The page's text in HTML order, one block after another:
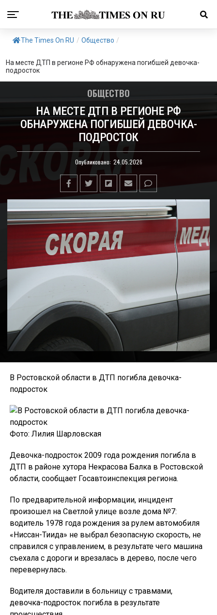
The Times On RU / Общество /
На месте ДТП в регионе РФ обнаружена погибшей девочка-
подросток
ОБЩЕСТВО
НА МЕСТЕ ДТП В РЕГИОНЕ РФ
ОБНАРУЖЕНА ПОГИБШЕЙ ДЕВОЧКА-
ПОДРОСТОК
Опубликовано: 24.05.2026
В Ростовской области в ДТП погибла девочка-
подросток
Фото: Лилия Шарловская
Девочка-подросток 2009 года рождения погибла в
ДТП в районе хутора Некрасова Балка в Ростовской
области, сообщает Госавтоинспекция региона.
По предварительной информации, инцидент
произошел на Светлой улице возле дома №7:
водитель 1978 года рождения за рулем автомобиля
«Ниссан-Тиида» не выбрал безопасную скорость, не
справился с управлением, в результате чего машина
съехала с дороги и врезалась в дерево, после чего
перевернулась.
Водителя доставили в больницу с травмами,
девочка-подросток погибла в результате